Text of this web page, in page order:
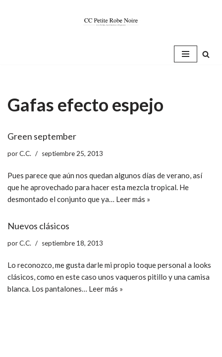
Gafas efecto espejo
Green september
porC.C. septiembre 25, 2013
Pues parece que aún nos quedan algunos días de verano, así
que he aprovechado para hacer esta mezcla tropical. He
desmontado el conjunto que ya… Leer más »
Nuevos clásicos
porC.C. septiembre 18, 2013
Lo reconozco, me gusta darle mi propio toque personal a looks
clásicos, como en este caso unos vaqueros pitillo y una camisa
blanca. Los pantalones… Leer más »